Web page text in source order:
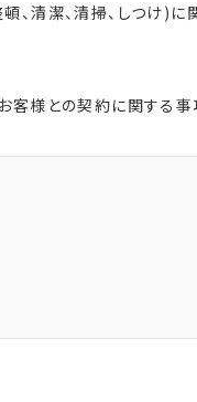
清潔、清掃、しつけ)に
様との契約に関する事